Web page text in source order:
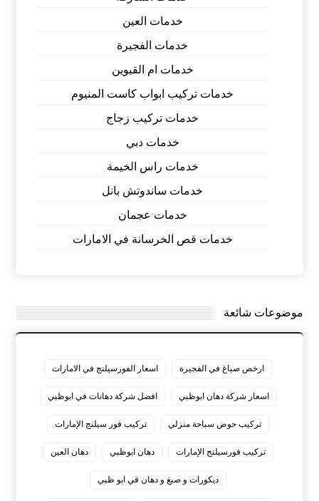
خدمات العين
خدمات الفجيرة
خدمات ام القيوين
خدمات تركيب ابواب كاست المنيوم
خدمات تركيب زجاج
خدمات دبي
خدمات راس الخيمة
خدمات ساندوتش بانل
خدمات عجمان
خدمات قص الخرسانة في الامارات
موضوعات شائعة
ارخص صباغ في الفجيرة اسعار الفورسيلنج في الامارات
اسعار شركة دهان ابوظبي افضل شركة دهانات في ابوظبي
تركيب حوض سباحة منزلي تركيب فور سيلنج الإمارات
تركيب فورسيلنج الإمارات دهان ابوظبي دهان العين
ديكورات و صبغ و دهان في ابو ظبي